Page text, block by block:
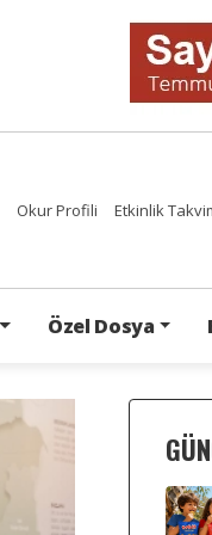
Okur Profili Etkinlik
Özel Dosya